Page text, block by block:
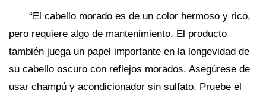
“El cabello morado es de un color hermoso y rico,
pero requiere algo de mantenimiento. El producto
también juega un papel importante en la longevidad de
su cabello oscuro con reflejos morados. Asegúrese de
usar champú y acondicionador sin sulfato. Pruebe el